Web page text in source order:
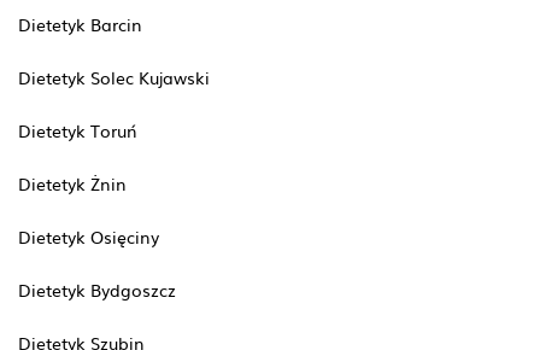
Dietetyk Barcin
Dietetyk Solec Kujawski
Dietetyk Toruń
Dietetyk Żnin
Dietetyk Osięciny
Dietetyk Bydgoszcz
Dietetyk Szubin